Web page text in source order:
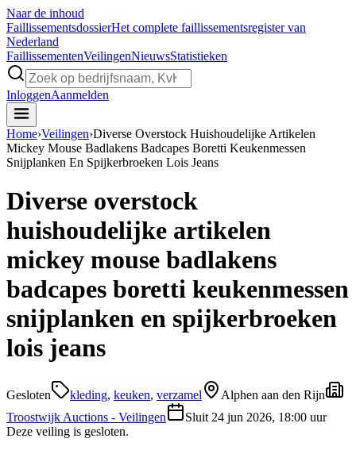
Naar de inhoud
FaillissementsdossierHet complete faillissementsregister van
Nederland
FaillissementenVeilingenNieuwsStatistieken
InloggenAanmelden
Home›Veilingen›Diverse Overstock Huishoudelijke Artikelen
Mickey Mouse Badlakens Badcapes Boretti Keukenmessen
Snijplanken En Spijkerbroeken Lois Jeans
Diverse overstock
huishoudelijke artikelen
mickey mouse badlakens
badcapes boretti keukenmessen
snijplanken en spijkerbroeken
lois jeans
Gesloten kleding, keuken, verzamel
Alphen aan den Rijn
Troostwijk Auctions - Veilingen
Sluit 24 jun 2026, 18:00 uur
Deze veiling is gesloten.